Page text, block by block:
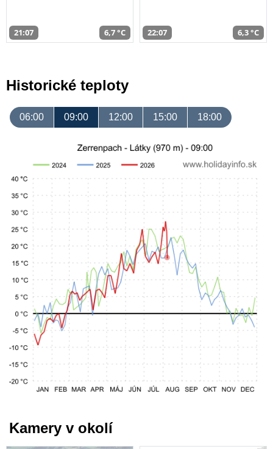
21:07 6,7 °C 22:07 6,3 °C
Historické teploty
06:00 09:00 12:00 15:00 18:00
Kamery v okolí